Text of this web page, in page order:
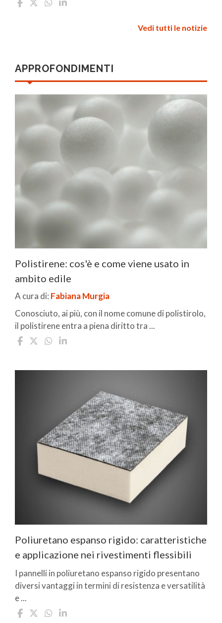
Vedi tutti le notizie
APPROFONDIMENTI
Polistirene: cos'è e come viene usato in
ambito edile
A cura di: Fabiana Murgia
Conosciuto, ai più, con il nome comune di polistirolo,
il polistirene entra a piena diritto tra ...
Poliuretano espanso rigido: caratteristiche
e applicazione nei rivestimenti flessibili
I pannelli in poliuretano espanso rigido presentano
diversi vantaggi in termini di resistenza e versatilità
e ...